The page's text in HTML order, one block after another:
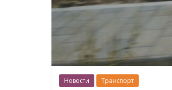
Новости Транспорт